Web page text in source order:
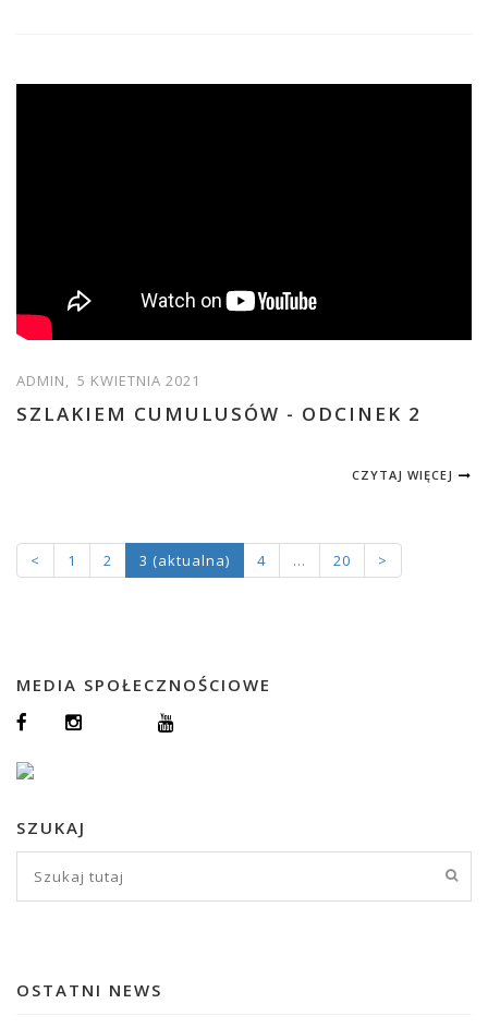
ADMIN, 5 KWIETNIA 2021
SZLAKIEM CUMULUSÓW - ODCINEK 2
CZYTAJ WIĘCEJ
< 1 2 3 (aktualna) 4 … 20 >
MEDIA SPOŁECZNOŚCIOWE
SZUKAJ
OSTATNI NEWS